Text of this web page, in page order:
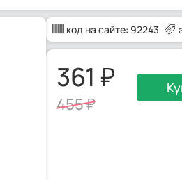
код на сайте: 92243
361
455